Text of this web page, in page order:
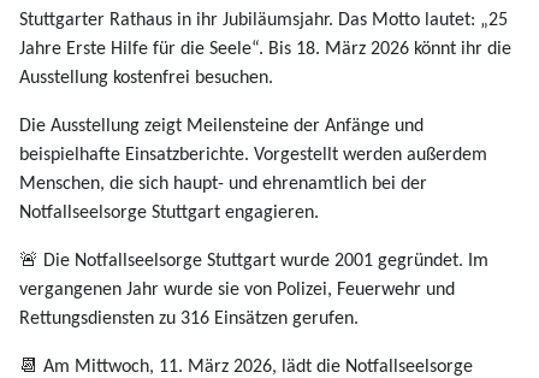
Stuttgarter Rathaus in ihr Jubiläumsjahr. Das Motto lautet: „25
Jahre Erste Hilfe für die Seele“. Bis 18. März 2026 könnt ihr die
Ausstellung kostenfrei besuchen.
Die Ausstellung zeigt Meilensteine der Anfänge und
beispielhafte Einsatzberichte. Vorgestellt werden außerdem
Menschen, die sich haupt- und ehrenamtlich bei der
Notfallseelsorge Stuttgart engagieren.
🚨 Die Notfallseelsorge Stuttgart wurde 2001 gegründet. Im
vergangenen Jahr wurde sie von Polizei, Feuerwehr und
Rettungsdiensten zu 316 Einsätzen gerufen.
📆 Am Mittwoch, 11. März 2026, lädt die Notfallseelsorge